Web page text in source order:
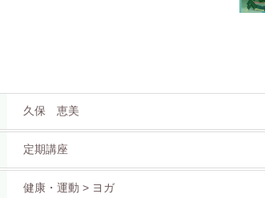
久保 恵美
定期講座
健康・運動 > ヨガ